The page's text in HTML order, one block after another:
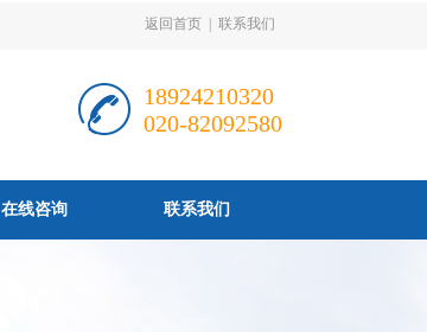
返回首页 联系我们
18924210320
020-82092580
在线咨询 联系我们